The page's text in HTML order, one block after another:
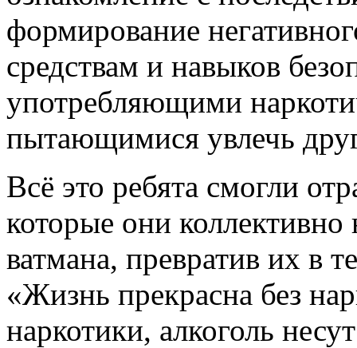
формирование
средствам и навыков
употребляющими
пытающимися увлечь
Всё это ребята смогли
которые они коллективно
ватмана, превратив их в
«Жизнь прекрасна без
наркотики, алкоголь